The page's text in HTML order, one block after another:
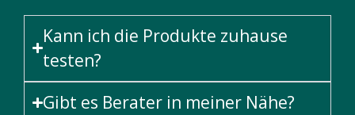
Kann ich die Produkte zuhause
testen?
Gibt es Berater in meiner Nähe?